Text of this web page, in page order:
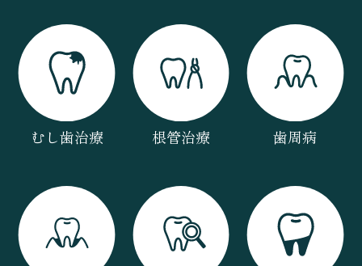
むし歯治療 根管治療 歯周病